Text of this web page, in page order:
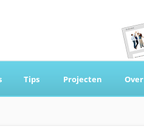
Ga
de
Tips Projecten Over